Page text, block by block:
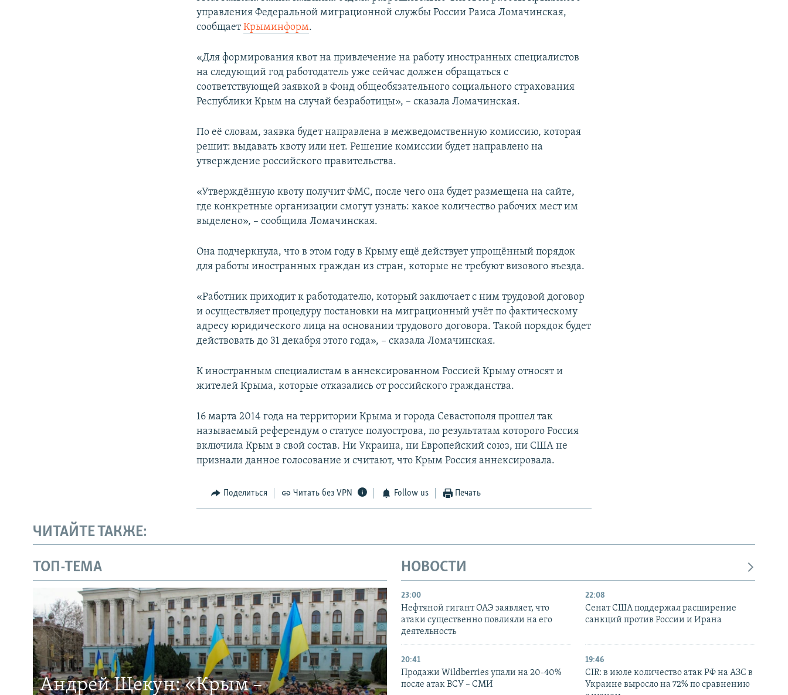
управления Федеральной миграционной службы России Раиса Ломачинская,
сообщаетКрыминформ.
«Для формирования квот на привлечение на работу иностранных специалистов
на следующий год работодатель уже сейчас должен обращаться с
соответствующей заявкой в Фонд общеобязательного социального страхования
Республики Крым на случай безработицы», – сказала Ломачинская.
По её словам, заявка будет направлена в межведомственную комиссию, которая
решит: выдавать квоту или нет. Решение комиссии будет направлено на
утверждение российского правительства.
«Утверждённую квоту получит ФМС, после чего она будет размещена на сайте,
где конкретные организации смогут узнать: какое количество рабочих мест им
выделено», – сообщила Ломачинская.
Она подчеркнула, что в этом году в Крыму ещё действует упрощённый порядок
для работы иностранных граждан из стран, которые не требуют визового въезда.
«Работник приходит к работодателю, который заключает с ним трудовой договор
и осуществляет процедуру постановки на миграционный учёт по фактическому
адресу юридического лица на основании трудового договора. Такой порядок будет
действовать до 31 декабря этого года», – сказала Ломачинская.
К иностранным специалистам в аннексированном Россией Крыму относят и
жителей Крыма, которые отказались от российского гражданства.
16 марта 2014 года на территории Крыма и города Севастополя прошел так
называемый референдум о статусе полуострова, по результатам которого Россия
включила Крым в свой состав. Ни Украина, ни Европейский союз, ни США не
признали данное голосование и считают, что Крым Россия аннексировала.
Поделиться Читать без VPN Follow us Печать
ЧИТАЙТЕ ТАКЖЕ:
ТОП-ТЕМА
Андрей Щекун: «Крым –
НОВОСТИ
23:00
Нефтяной гигант ОАЭ заявляет, что
атаки существенно повлияли на его
деятельность
22:08
Сенат США поддержал расширение
санкций против России и Ирана
20:41
Продажи Wildberries упали на 20-40%
после атак ВСУ – СМИ
19:46
CIR: в июле количество атак РФ на АЗС в
Украине выросло на 72% по сравнению